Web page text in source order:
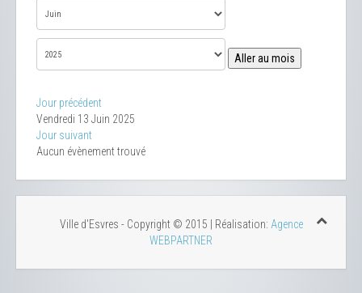
Aller au mois
Jour précédent
Vendredi 13 Juin 2025
Jour suivant
Aucun évènement trouvé
Ville d'Esvres - Copyright © 2015 | Réalisation: Agence
WEBPARTNER